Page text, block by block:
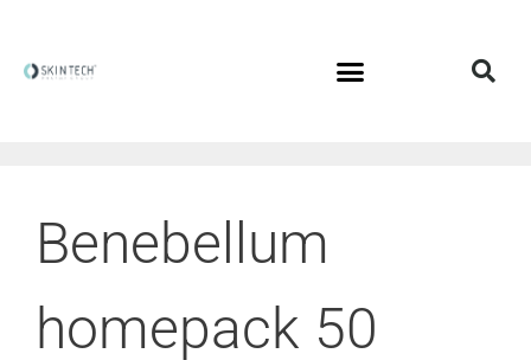
Benebellum
homepack 50